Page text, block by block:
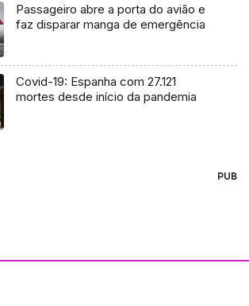
Passageiro abre a porta do avião e
faz disparar manga de emergência
Covid-19: Espanha com 27.121
mortes desde início da pandemia
PUB